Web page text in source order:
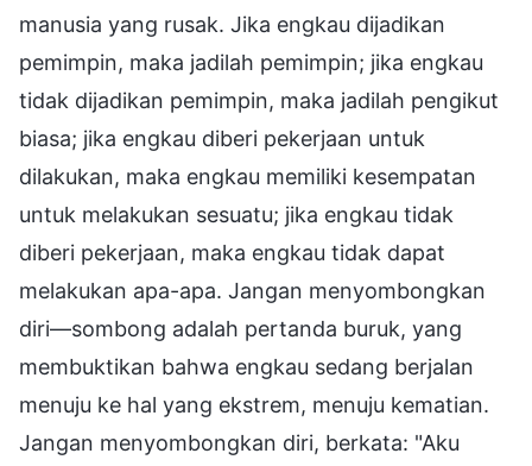
manusia yang rusak. Jika engkau dijadikan
pemimpin, maka jadilah pemimpin; jika engkau
tidak dijadikan pemimpin, maka jadilah pengikut
biasa; jika engkau diberi pekerjaan untuk
dilakukan, maka engkau memiliki kesempatan
untuk melakukan sesuatu; jika engkau tidak
diberi pekerjaan, maka engkau tidak dapat
melakukan apa-apa. Jangan menyombongkan
diri—sombong adalah pertanda buruk, yang
membuktikan bahwa engkau sedang berjalan
menuju ke hal yang ekstrem, menuju kematian.
Jangan menyombongkan diri, berkata: "Aku